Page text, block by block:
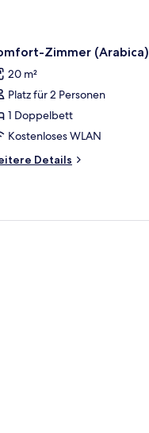
Zimmer (Arabica)
20 m²
Platz für 2 Personen
1 Doppelbett
Kostenloses WLAN
Details